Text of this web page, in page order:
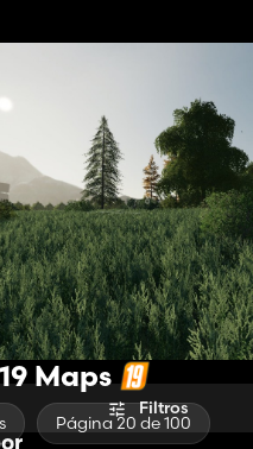
Maps
Página 20 de 100
Filtros